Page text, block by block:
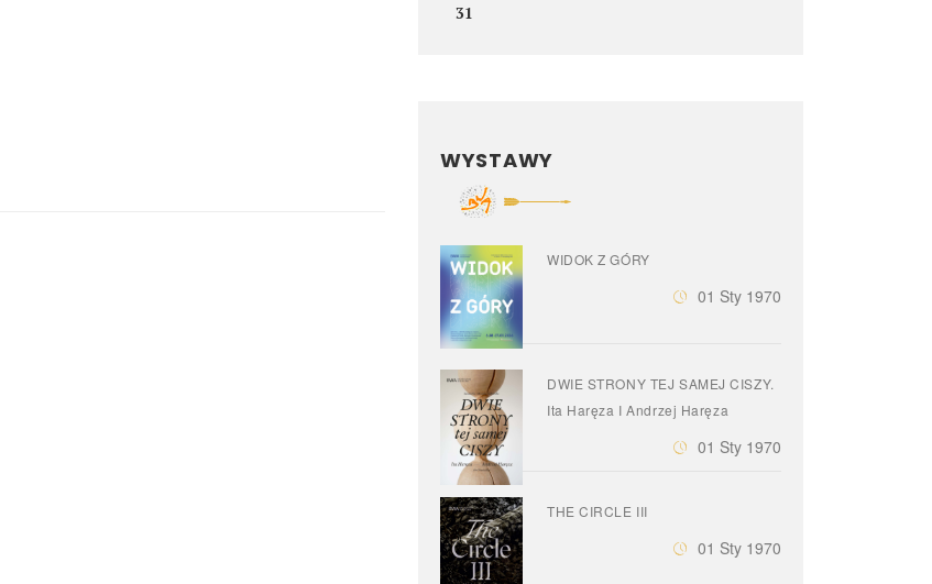
31
WYSTAWY
WIDOK Z GÓRY
01 Sty 1970
DWIE STRONY TEJ SAMEJ CISZY.
Ita Haręza I Andrzej Haręza
01 Sty 1970
THE CIRCLE III
01 Sty 1970